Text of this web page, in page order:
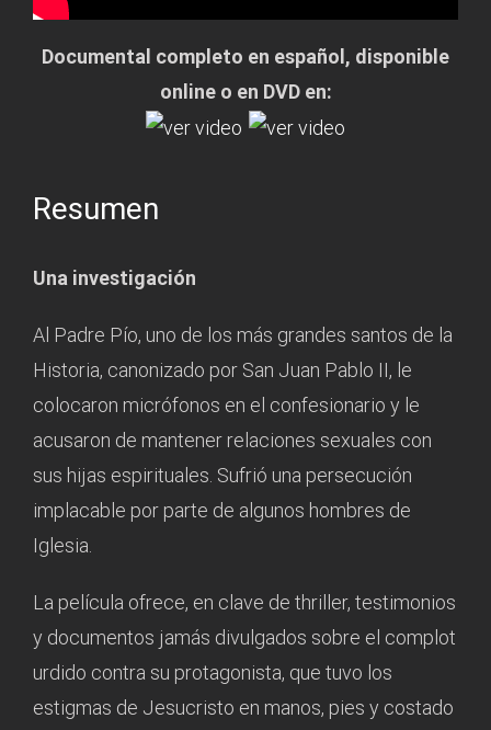
Documental completo en español, disponible
online o en DVD en:
Resumen
Una investigación
Al Padre Pío, uno de los más grandes santos de la
Historia, canonizado por San Juan Pablo II, le
colocaron micrófonos en el confesionario y le
acusaron de mantener relaciones sexuales con
sus hijas espirituales. Sufrió una persecución
implacable por parte de algunos hombres de
Iglesia.
La película ofrece, en clave de thriller, testimonios
y documentos jamás divulgados sobre el complot
urdido contra su protagonista, que tuvo los
estigmas de Jesucristo en manos, pies y costado